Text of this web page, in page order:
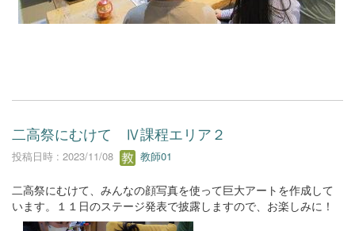
二高祭にむけて Ⅳ課程エリア２
投稿日時 : 2023/11/08 教師01
二高祭にむけて、みんなの顔写真を使って巨大アートを作成して
います。１１日のステージ発表で披露しますので、お楽しみに！